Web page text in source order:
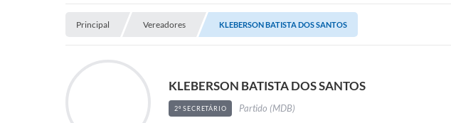
Principal Vereadores KLEBERSON BATISTA DOS SANTOS
KLEBERSON BATISTA DOS SANTOS
2º SECRETÁRIO Partido (MDB)